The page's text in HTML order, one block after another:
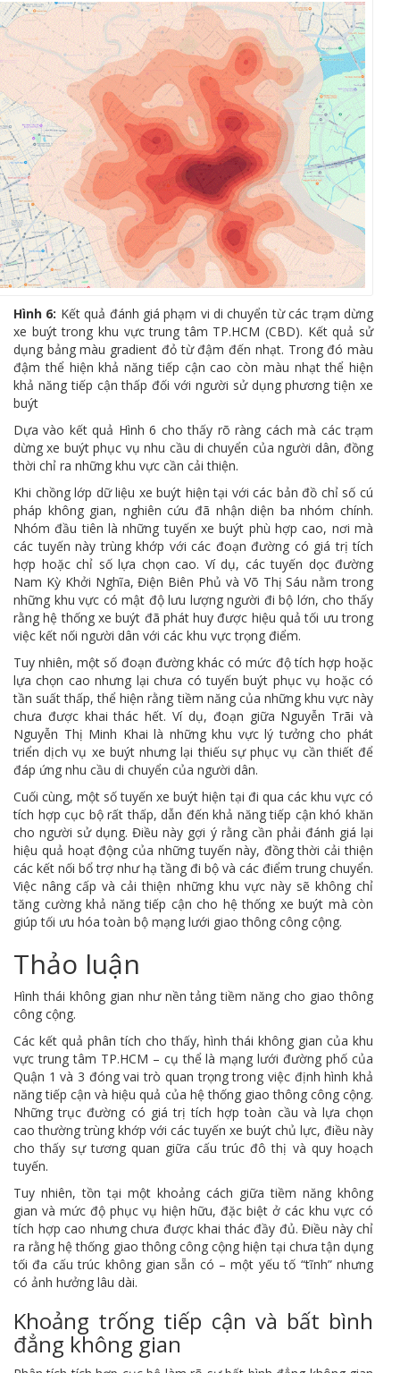
Hình 6: Kết quả đánh giá phạm vi di chuyển từ các trạm dừng
xe buýt trong khu vực trung tâm TP.HCM (CBD). Kết quả sử
dụng bảng màu gradient đỏ từ đậm đến nhạt. Trong đó màu
đậm thể hiện khả năng tiếp cận cao còn màu nhạt thể hiện
khả năng tiếp cận thấp đối với người sử dụng phương tiện xe
buýt
Dựa vào kết quả Hình 6 cho thấy rõ ràng cách mà các trạm
dừng xe buýt phục vụ nhu cầu di chuyển của người dân, đồng
thời chỉ ra những khu vực cần cải thiện.
Khi chồng lớp dữ liệu xe buýt hiện tại với các bản đồ chỉ số cú
pháp không gian, nghiên cứu đã nhận diện ba nhóm chính.
Nhóm đầu tiên là những tuyến xe buýt phù hợp cao, nơi mà
các tuyến này trùng khớp với các đoạn đường có giá trị tích
hợp hoặc chỉ số lựa chọn cao. Ví dụ, các tuyến dọc đường
Nam Kỳ Khởi Nghĩa, Điện Biên Phủ và Võ Thị Sáu nằm trong
những khu vực có mật độ lưu lượng người đi bộ lớn, cho thấy
rằng hệ thống xe buýt đã phát huy được hiệu quả tối ưu trong
việc kết nối người dân với các khu vực trọng điểm.
Tuy nhiên, một số đoạn đường khác có mức độ tích hợp hoặc
lựa chọn cao nhưng lại chưa có tuyến buýt phục vụ hoặc có
tần suất thấp, thể hiện rằng tiềm năng của những khu vực này
chưa được khai thác hết. Ví dụ, đoạn giữa Nguyễn Trãi và
Nguyễn Thị Minh Khai là những khu vực lý tưởng cho phát
triển dịch vụ xe buýt nhưng lại thiếu sự phục vụ cần thiết để
đáp ứng nhu cầu di chuyển của người dân.
Cuối cùng, một số tuyến xe buýt hiện tại đi qua các khu vực có
tích hợp cục bộ rất thấp, dẫn đến khả năng tiếp cận khó khăn
cho người sử dụng. Điều này gợi ý rằng cần phải đánh giá lại
hiệu quả hoạt động của những tuyến này, đồng thời cải thiện
các kết nối bổ trợ như hạ tầng đi bộ và các điểm trung chuyển.
Việc nâng cấp và cải thiện những khu vực này sẽ không chỉ
tăng cường khả năng tiếp cận cho hệ thống xe buýt mà còn
giúp tối ưu hóa toàn bộ mạng lưới giao thông công cộng.
Thảo luận
Hình thái không gian như nền tảng tiềm năng cho giao thông
công cộng.
Các kết quả phân tích cho thấy, hình thái không gian của khu
vực trung tâm TP.HCM – cụ thể là mạng lưới đường phố của
Quận 1 và 3 đóng vai trò quan trọng trong việc định hình khả
năng tiếp cận và hiệu quả của hệ thống giao thông công cộng.
Những trục đường có giá trị tích hợp toàn cầu và lựa chọn
cao thường trùng khớp với các tuyến xe buýt chủ lực, điều này
cho thấy sự tương quan giữa cấu trúc đô thị và quy hoạch
tuyến.
Tuy nhiên, tồn tại một khoảng cách giữa tiềm năng không
gian và mức độ phục vụ hiện hữu, đặc biệt ở các khu vực có
tích hợp cao nhưng chưa được khai thác đầy đủ. Điều này chỉ
ra rằng hệ thống giao thông công cộng hiện tại chưa tận dụng
tối đa cấu trúc không gian sẵn có – một yếu tố “tĩnh” nhưng
có ảnh hưởng lâu dài.
Khoảng trống tiếp cận và bất bình
đẳng không gian